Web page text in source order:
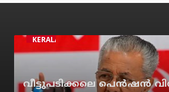
KERALA
വീട്ടുപടിക്കലെ പെന്‍ഷന്‍